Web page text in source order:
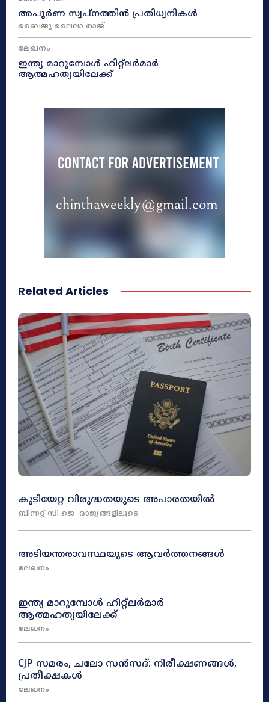
അപൂർണ സ്വപ്നത്തിൻ പ്രതിധ്വനികൾ
ബൈജു ലൈലാ രാജ്
ലേഖനം
ഇന്ത്യ മാറുമ്പോൾ ഹിറ്റ്ലർമാർ
ആത്മഹത്യയിലേക്ക്
Related Articles
കുടിയേറ്റ വിരുദ്ധതയുടെ അപാരതയിൽ
ബിന്നറ്റ് സി ജെ രാജ്യങ്ങളിലൂടെ
അടിയന്തരാവസ്ഥയുടെ ആവർത്തനങ്ങൾ
ലേഖനം
ഇന്ത്യ മാറുമ്പോൾ ഹിറ്റ്ലർമാർ
ആത്മഹത്യയിലേക്ക്
ലേഖനം
CJP സമരം, ചലോ സൻസദ്: നിരീക്ഷണങ്ങൾ,
പ്രതീക്ഷകൾ
ലേഖനം